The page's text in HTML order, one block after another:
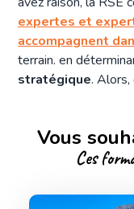
expertes et
accompagnent
terrain. en
stratégique. Alors,
Vous
Ces